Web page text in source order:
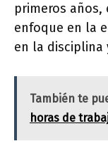
primeros años,
enfoque en la
en la disciplina
También te
horas de